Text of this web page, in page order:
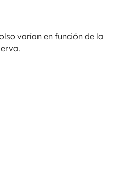
varían en función de la